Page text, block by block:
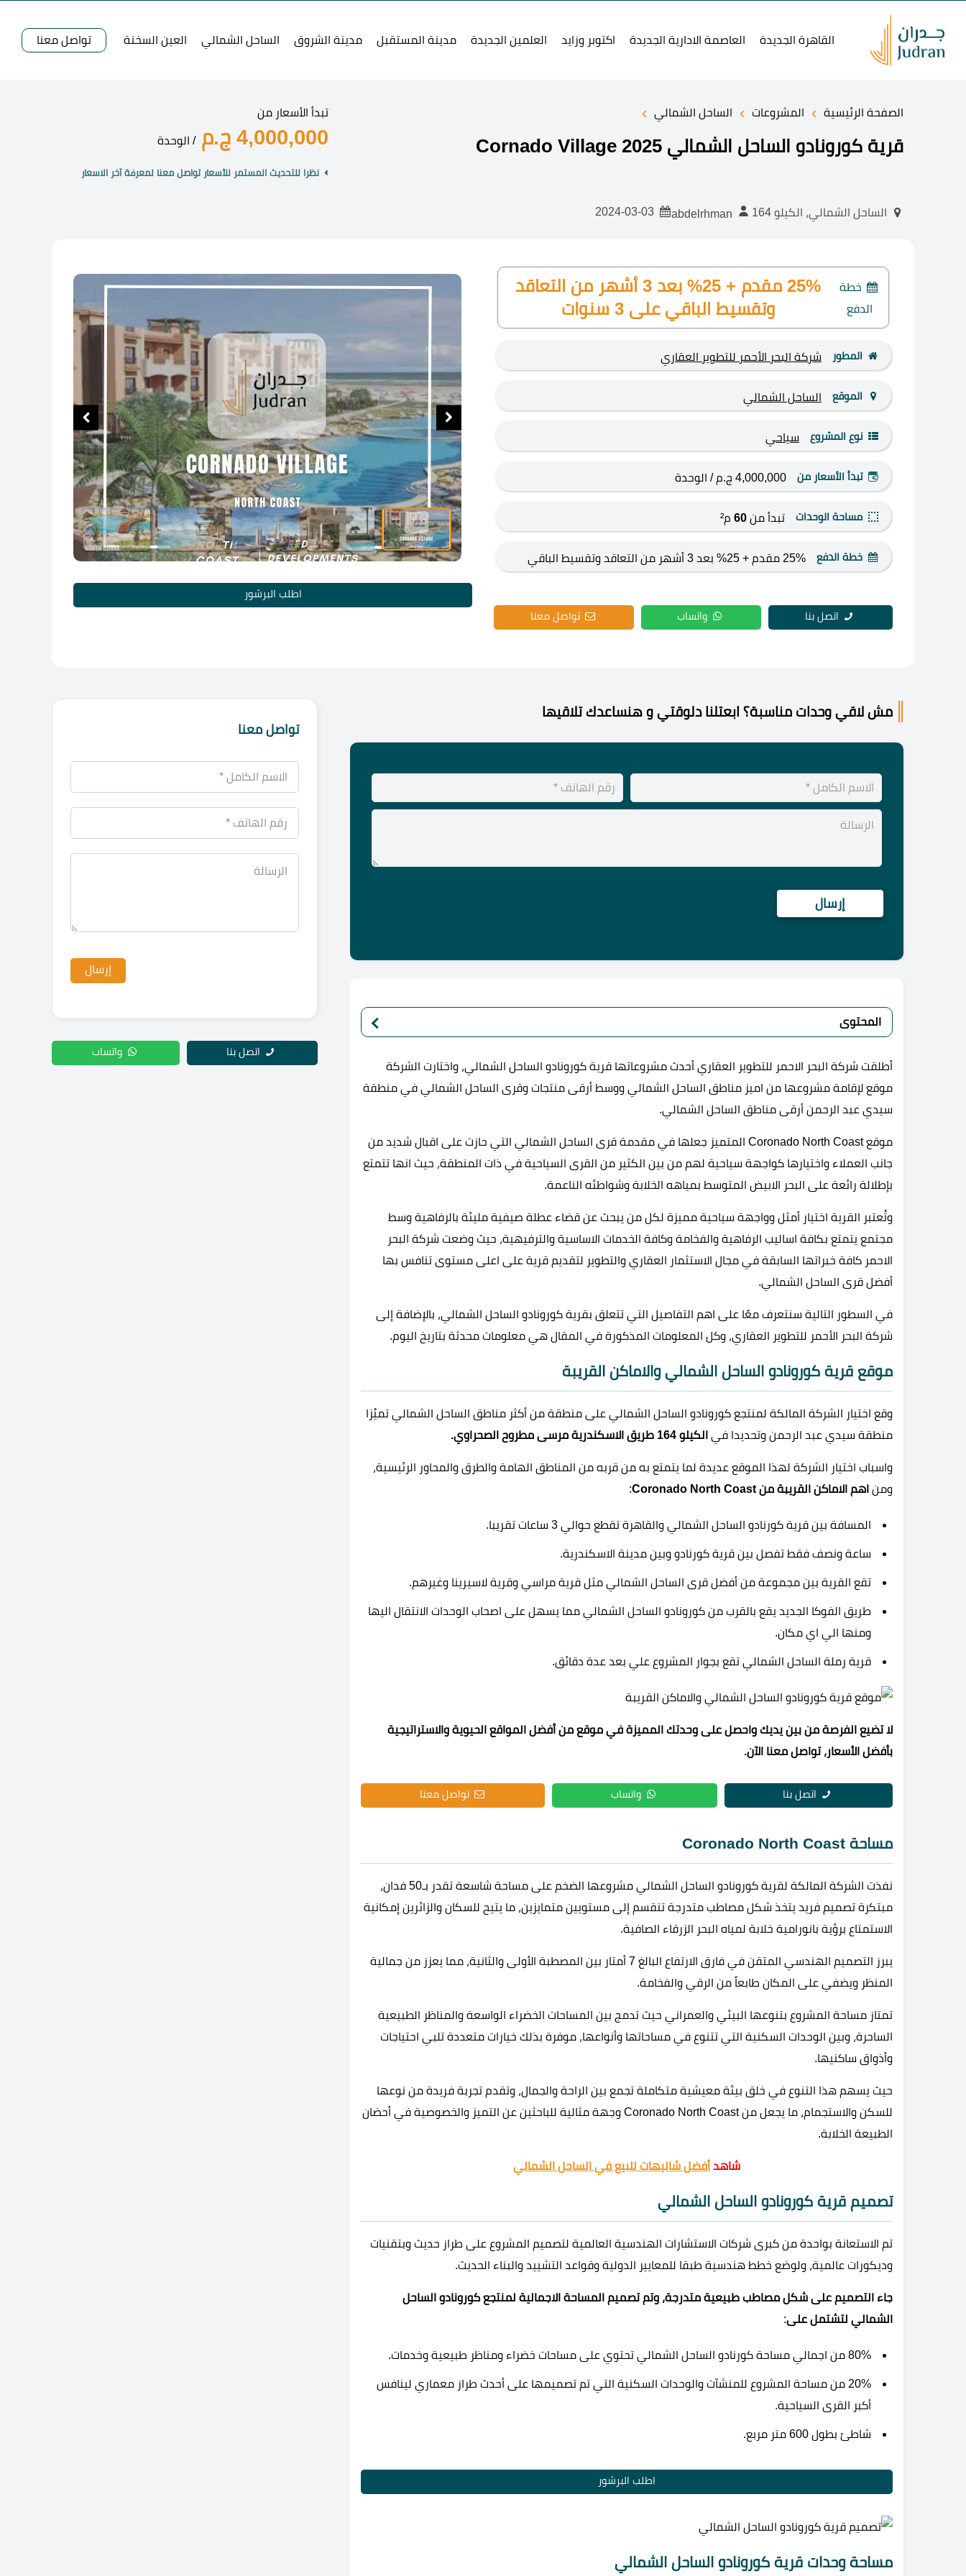
القاهرة الجديدة العاصمة الادارية الجديدة اكتوبر وزايد العلمين الجديدة مدينة المستقبل مدينة الشروق الساحل الشمالي العين السخنة تواصل معنا
الصفحة الرئيسية › المشروعات › الساحل الشمالي ›
قرية كورونادو الساحل الشمالي Cornado Village 2025
الساحل الشمالي، الكيلو 164
تبدأ الأسعار من
4,000,000 ج.م / الوحدة
نظرا للتحديث المستمر للأسعار تواصل معنا لمعرفة آخر الاسعار
خطة
الدفع
25% مقدم + 25% بعد 3 أشهر من التعاقد
وتقسيط الباقي على 3 سنوات
المطور شركة البحر الأحمر للتطوير العقاري
الموقع الساحل الشمالي
نوع المشروع سياحي
تبدأ الأسعار من 4,000,000 ج.م / الوحدة
مساحة الوحدات تبدأ من60 م²
خطة الدفع
25% مقدم + 25% بعد 3 أشهر من التعاقد وتقسيط الباقي
اتصل بنا واتساب تواصل معنا
اطلب البرشور
مش لاقي وحدات مناسبة؟ ابعتلنا دلوقتي و هنساعدك تلاقيها
المحتوى
أطلقت شركة البحر الاحمر للتطوير العقاري أحدث مشروعاتها قرية كورونادو الساحل الشمالي، واختارت الشركة
موقع لإقامة مشروعها من اميز مناطق الساحل الشمالي ووسط أرقى منتجات وقرى الساحل الشمالي في منطقة
سيدي عبد الرحمن أرقى مناطق الساحل الشمالي.
موقع Coronado North Coast المتميز جعلها في مقدمة قرى الساحل الشمالي التي حازت على اقبال شديد من
جانب العملاء واختيارها كواجهة سياحية لهم من بين الكثير من القرى السياحية في ذات المنطقة، حيث انها تتمتع
بإطلالة رائعة على البحر الابيض المتوسط بمياهه الخلابة وشواطئه الناعمة.
وتُعتبر القرية اختيار أمثل وواجهة سياحية مميزة لكل من يبحث عن قضاء عطلة صيفية مليئة بالرفاهية وسط
مجتمع يتمتع بكافة اساليب الرفاهية والفخامة وكافة الخدمات الاساسية والترفيهية، حيث وضعت شركة البحر
الاحمر كافة خبراتها السابقة في مجال الاستثمار العقاري والتطوير لتقديم قرية على اعلى مستوى تنافس بها
أفضل قرى الساحل الشمالي.
في السطور التالية سنتعرف معًا على اهم التفاصيل التي تتعلق بقرية كورونادو الساحل الشمالي، بالإضافة إلى
شركة البحر الأحمر للتطوير العقاري، وكل المعلومات المذكورة في المقال هي معلومات محدثة بتاريخ اليوم.
موقع قرية كورونادو الساحل الشمالي والاماكن القريبة
وقع اختيار الشركة المالكة لمنتجع كورونادو الساحل الشمالي على منطقة من أكثر مناطق الساحل الشمالي تميُزا
منطقة سيدي عبد الرحمن وتحديدا في الكيلو 164 طريق الاسكندرية مرسى مطروح الصحراوي.
واسباب اختيار الشركة لهذا الموقع عديدة لما يتمتع به من قربه من المناطق الهامة والطرق والمحاور الرئيسية،
ومن اهم الاماكن القريبة من Coronado North Coast :
المسافة بين قرية كورنادو الساحل الشمالي والقاهرة تقطع حوالي 3 ساعات تقريبا.
ساعة ونصف فقط تفصل بين قرية كورنادو وبين مدينة الاسكندرية.
تقع القرية بين مجموعة من أفضل قرى الساحل الشمالي مثل قرية مراسي وقرية لاسيرينا وغيرهم.
طريق الفوكا الجديد يقع بالقرب من كورونادو الساحل الشمالي مما يسهل على اصحاب الوحدات الانتقال اليها
ومنها الي اي مكان.
قرية رملة الساحل الشمالي تقع بجوار المشروع علي بعد عدة دقائق.
لا تضيع الفرصة من بين يديك واحصل على وحدتك المميزة في موقع من أفضل المواقع الحيوية والاستراتيجية
بأفضل الأسعار، تواصل معنا الآن.
اتصل بنا واتساب تواصل معنا
مساحة Coronado North Coast
نفذت الشركة المالكة لقرية كورونادو الساحل الشمالي مشروعها الضخم على مساحة شاسعة تقدر بـ50 فدان،
مبتكرة تصميم فريد يتخذ شكل مصاطب متدرجة تنقسم إلى مستويين متمايزين، ما يتيح للسكان والزائرين إمكانية
الاستمتاع برؤية بانورامية خلابة لمياه البحر الزرقاء الصافية.
يبرز التصميم الهندسي المتقن في فارق الارتفاع البالغ 7 أمتار بين المصطبة الأولى والثانية، مما يعزز من جمالية
المنظر ويضفي على المكان طابعاً من الرقي والفخامة.
تمتاز مساحة المشروع بتنوعها البيئي والعمراني حيث تدمج بين المساحات الخضراء الواسعة والمناظر الطبيعية
الساحرة، وبين الوحدات السكنية التي تتنوع في مساحاتها وأنواعها، موفرة بذلك خيارات متعددة تلبي احتياجات
وأذواق ساكنيها.
حيث يسهم هذا التنوع في خلق بيئة معيشية متكاملة تجمع بين الراحة والجمال، وتقدم تجربة فريدة من نوعها
للسكن والاستجمام، ما يجعل من Coronado North Coast وجهة مثالية للباحثين عن التميز والخصوصية في أحضان
الطبيعة الخلابة.
شاهدأفضل شاليهات للبيع في الساحل الشمالي
تصميم قرية كورونادو الساحل الشمالي
تم الاستعانة بواحدة من كبرى شركات الاستشارات الهندسية العالمية لتصميم المشروع على طراز حديث وبتقنيات
وديكورات عالمية، ولوضع خطط هندسية طبقا للمعايير الدولية وقواعد التشييد والبناء الحديث.
جاء التصميم على شكل مصاطب طبيعية متدرجة، وتم تصميم المساحة الاجمالية لمنتجع كورونادو الساحل
الشمالي لتشتمل على:
80% من اجمالي مساحة كورنادو الساحل الشمالي تحتوي على مساحات خضراء ومناظر طبيعية وخدمات.
20% من مساحة المشروع للمنشآت والوحدات السكنية التي تم تصميمها على أحدث طراز معماري لينافس
أكبر القرى السياحية.
شاطئ بطول 600 متر مربع.
اطلب البرشور
مساحة وحدات قرية كورونادو الساحل الشمالي
تواصل معنا
اتصل بنا واتساب